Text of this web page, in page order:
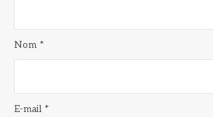
Nom *
E-mail *